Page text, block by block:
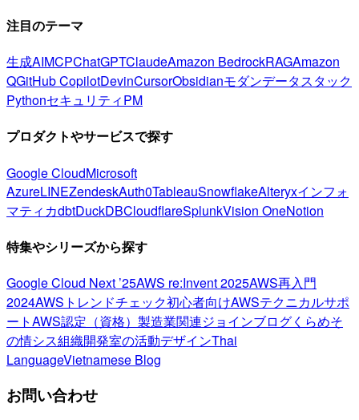
注目のテーマ
生成AIMCPChatGPTClaudeAmazon BedrockRAGAmazon
QGitHub CopilotDevinCursorObsidianモダンデータスタック
PythonセキュリティPM
プロダクトやサービスで探す
Google CloudMicrosoft
AzureLINEZendeskAuth0TableauSnowflakeAlteryxインフォ
マティカdbtDuckDBCloudflareSplunkVision OneNotion
特集やシリーズから探す
Google Cloud Next ’25AWS re:Invent 2025AWS再入門
2024AWSトレンドチェック初心者向けAWSテクニカルサポ
ートAWS認定（資格） 製造業関連ジョインブログくらめそ
の情シス組織開発室の活動デザインThai
LanguageVietnamese Blog
お問い合わせ